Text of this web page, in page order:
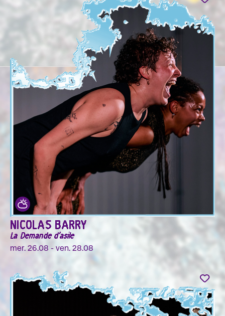
NICOLAS BARRY
La Demande d'asile
mer. 26.08 - ven. 28.08